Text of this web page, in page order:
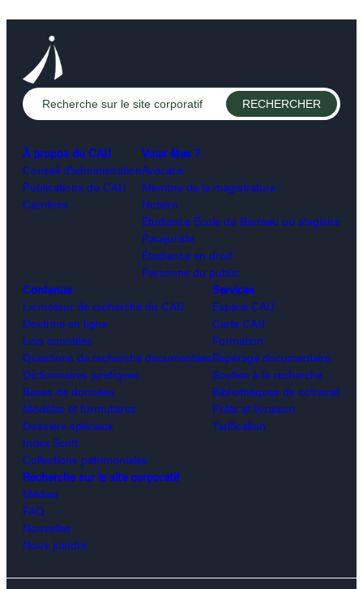
À propos du CAIJ
Conseil d’administration
Publications du CAIJ
Carrières
Vous êtes ?
Avocat.e
Membre de la magistrature
Notaire
Étudiant.e École du Barreau ou stagiaire
Parajuriste
Étudiant.e en droit
Personne du public
Contenus
Le moteur de recherche du CAIJ
Doctrine en ligne
Lois annotées
Questions de recherche documentées
Dictionnaires juridiques
Bases de données
Modèles et formulaires
Dossiers spéciaux
Index Scott
Collections patrimoniales
Services
Espace CAIJ
Carte CAIJ
Formation
Repérage documentaire
Soutien à la recherche
Bibliothèques de cotravail
Prêts et livraison
Tarification
Recherche sur le site corporatif
Médias
FAQ
Nouvelles
Nous joindre